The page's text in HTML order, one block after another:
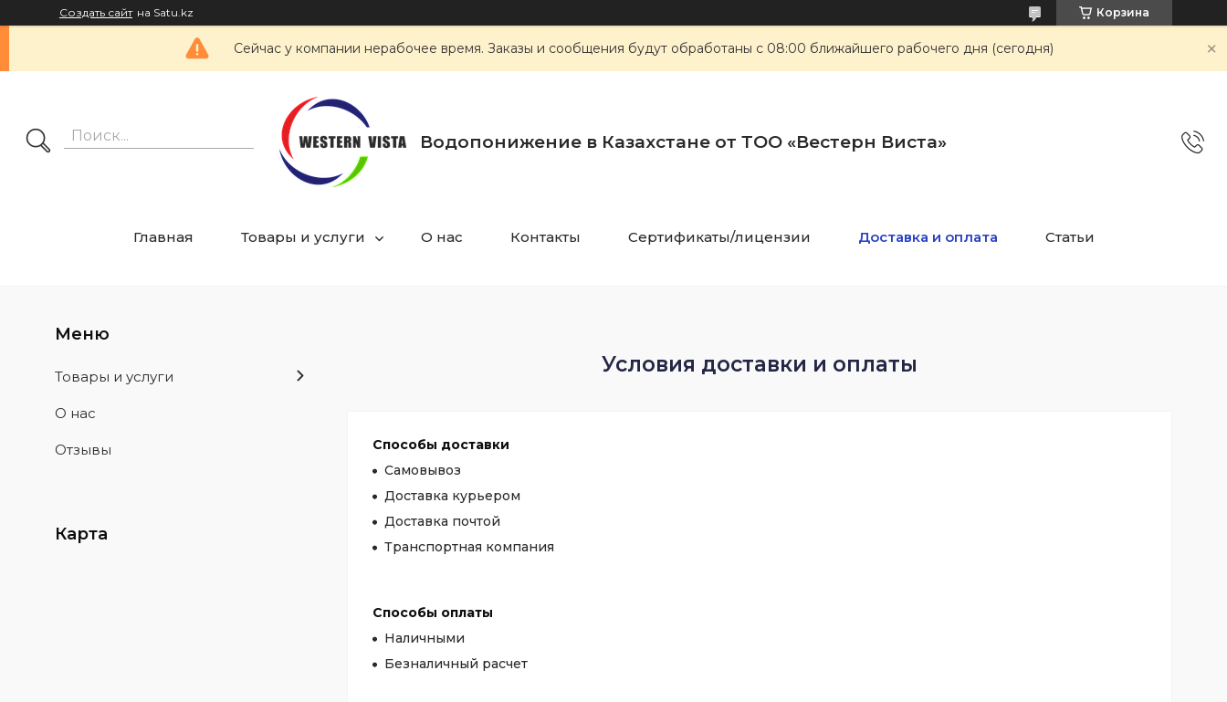
Создать сайт на Satu.kz Корзина
Сейчас у компании нерабочее время. Заказы и сообщения будут обработаны с 08:00 ближайшего рабочего дня (сегодня)
Водопонижение в Казахстане от ТОО «Вестерн Виста»
Главная Товары и услуги О нас Контакты Сертификаты/лицензии Доставка и оплата Статьи
Условия доставки и оплаты
Способы доставки
Самовывоз
Доставка курьером
Доставка почтой
Транспортная компания
Способы оплаты
Наличными
Безналичный расчет
Товары и услуги
О нас
Отзывы
Карта